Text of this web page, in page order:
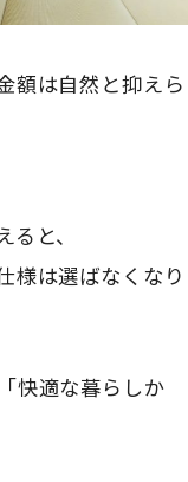
額は自然と抑えら
と、
様は選ばなくなり
快適な暮らしか